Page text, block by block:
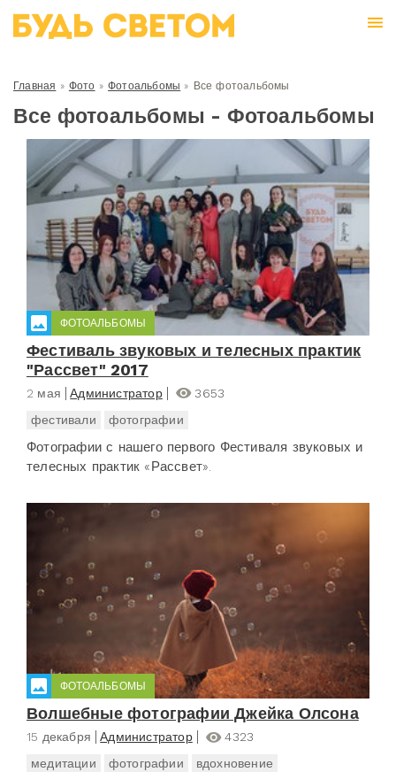
Главная » Фото » Фотоальбомы » Все фотоальбомы
Все фотоальбомы - Фотоальбомы
ФОТОАЛЬБОМЫ
Фестиваль звуковых и телесных практик
"Рассвет" 2017
2 мая Администратор
3653
фестивали
фотографии
Фотографии с нашего первого Фестиваля звуковых и
телесных практик «Рассвет».
ФОТОАЛЬБОМЫ
Волшебные фотографии Джейка Олсона
15 декабря Администратор
4323
медитации
фотографии вдохновение